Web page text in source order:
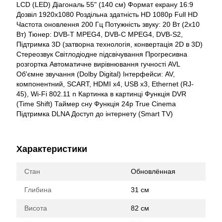
LCD (LED) Діагональ 55" (140 см) Формат екрану 16:9
Дозвіл 1920x1080 Роздільна здатність HD 1080p Full HD
Частота оновлення 200 Гц Потужність звуку: 20 Вт (2x10
Вт) Тюнер: DVB-T MPEG4, DVB-C MPEG4, DVB-S2,
Підтримка 3D (затворна технологія, конвертація 2D в 3D)
Стереозвук Світлодіодне підсвічування Прогресивна
розгортка Автоматичне вирівнювання гучності AVL
Об'ємне звучання (Dolby Digital) Інтерфейси: AV,
компонентний, SCART, HDMI x4, USB x3, Ethernet (RJ-
45), Wi-Fi 802.11 n Картинка в картинці Функція DVR
(Time Shift) Таймер сну Функція 24p True Cinema
Підтримка DLNA Доступ до інтернету (Smart TV)
Характеристики
Стан Обновлённая
Глибина 31 см
Висота 82 см